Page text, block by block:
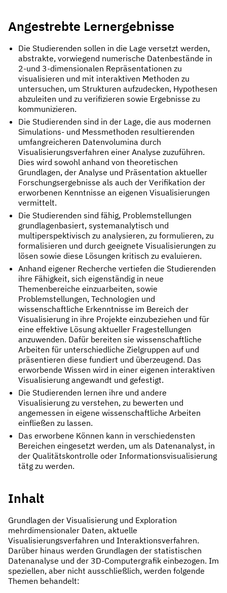
Angestrebte Lernergebnisse
Die Studierenden sollen in die Lage versetzt werden,
abstrakte, vorwiegend numerische Datenbestände in
2-und 3-dimensionalen Repräsentationen zu
visualisieren und mit interaktiven Methoden zu
untersuchen, um Strukturen aufzudecken, Hypothesen
abzuleiten und zu verifizieren sowie Ergebnisse zu
kommunizieren.
Die Studierenden sind in der Lage, die aus modernen
Simulations- und Messmethoden resultierenden
umfangreicheren Datenvolumina durch
Visualisierungsverfahren einer Analyse zuzuführen.
Dies wird sowohl anhand von theoretischen
Grundlagen, der Analyse und Präsentation aktueller
Forschungsergebnisse als auch der Verifikation der
erworbenen Kenntnisse an eigenen Visualisierungen
vermittelt.
Die Studierenden sind fähig, Problemstellungen
grundlagenbasiert, systemanalytisch und
multiperspektivisch zu analysieren, zu formulieren, zu
formalisieren und durch geeignete Visualisierungen zu
lösen sowie diese Lösungen kritisch zu evaluieren.
Anhand eigener Recherche vertiefen die Studierenden
ihre Fähigkeit, sich eigenständig in neue
Themenbereiche einzuarbeiten, sowie
Problemstellungen, Technologien und
wissenschaftliche Erkenntnisse im Bereich der
Visualisierung in ihre Projekte einzubeziehen und für
eine effektive Lösung aktueller Fragestellungen
anzuwenden. Dafür bereiten sie wissenschaftliche
Arbeiten für unterschiedliche Zielgruppen auf und
präsentieren diese fundiert und überzeugend. Das
erworbende Wissen wird in einer eigenen interaktiven
Visualisierung angewandt und gefestigt.
Die Studierenden lernen ihre und andere
Visualisierung zu verstehen, zu bewerten und
angemessen in eigene wissenschaftliche Arbeiten
einfließen zu lassen.
Das erworbene Können kann in verschiedensten
Bereichen eingesetzt werden, um als Datenanalyst, in
der Qualitätskontrolle oder Informationsvisualisierung
tätg zu werden.
Inhalt
Grundlagen der Visualisierung und Exploration
mehrdimensionaler Daten, aktuelle
Visualisierungsverfahren und Interaktionsverfahren.
Darüber hinaus werden Grundlagen der statistischen
Datenanalyse und der 3D-Computergrafik einbezogen. Im
speziellen, aber nicht ausschließlich, werden folgende
Themen behandelt: